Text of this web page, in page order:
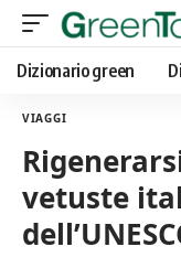
Dizionario green
VIAGGI
vetuste